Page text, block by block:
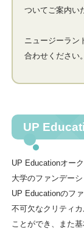
ついてご案内い
ニュージーラン
合わせください。
UP
UP Educationオー
大学のファンデー
UP Educationのフ
不可欠なクリティ
ことができ、また